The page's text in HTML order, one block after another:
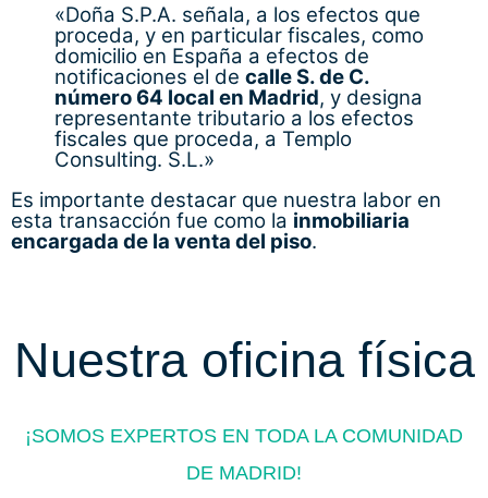
«Doña S.P.A. señala, a los efectos que
proceda, y en particular fiscales, como
domicilio en España a efectos de
notificaciones el de calle S. de C.
número 64 local en Madrid, y designa
representante tributario a los efectos
fiscales que proceda, a Templo
Consulting. S.L.»
Es importante destacar que nuestra labor en
esta transacción fue como la inmobiliaria
encargada de la venta del piso.
Nuestra oficina física
¡SOMOS EXPERTOS EN TODA LA COMUNIDAD
DE MADRID!